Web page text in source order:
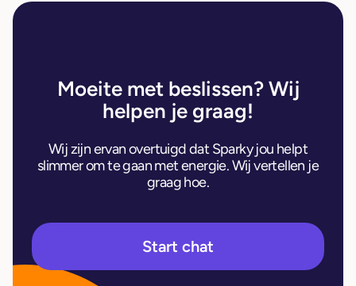
Moeite met beslissen? Wij
helpen je graag!
Wij zijn ervan overtuigd dat Sparky jou helpt
slimmer om te gaan met energie. Wij vertellen je
graag hoe.
Start chat